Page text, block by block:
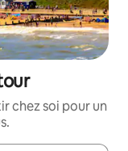
chez soi pour un